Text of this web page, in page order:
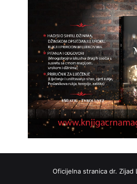
Oficijelna stranica dr. Zijad